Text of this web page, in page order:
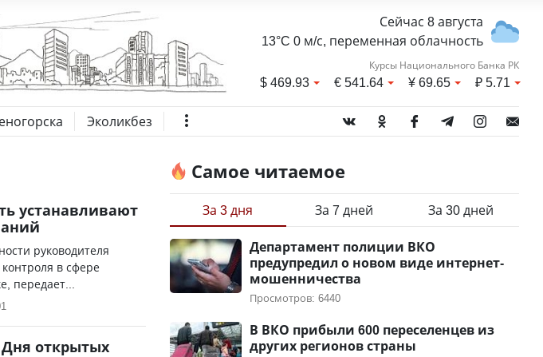
Сейчас 8 августа
13°C 0 м/с, переменная облачность
Курсы Национального Банка РК
$469.93 €541.64 ¥69.65 ₽5.71
Эколикбез
устанавливают
руководителя
в сфере
передает...
Дня открытых
Самое читаемое
За 3 дня За 7 дней За 30 дней
Департамент полиции ВКО
предупредил о новом виде интернет-
мошенничества
Просмотров: 6440
В ВКО прибыли 600 переселенцев из
других регионов страны